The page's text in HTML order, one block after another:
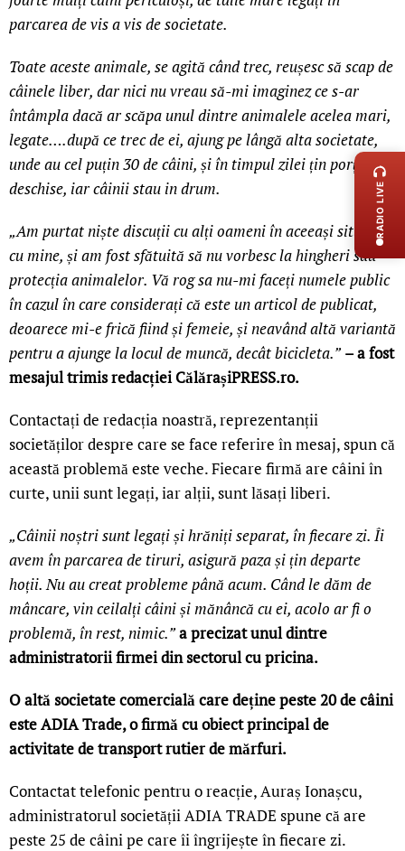
parcarea de vis a vis de societate.
Toate aceste animale, se agită când trec, reușesc să scap de
câinele liber, dar nici nu vreau să-mi imaginez ce s-ar
întâmpla dacă ar scăpa unul dintre animalele acelea mari,
legate….după ce trec de ei, ajung pe lângă alta societate,
unde au cel puțin 30 de câini, și în timpul zilei țin porțile
deschise, iar câinii stau in drum.
„Am purtat niște discuții cu alți oameni în aceeași situație
cu mine, și am fost sfătuită să nu vorbesc la hingheri sau
protecția animalelor. Vă rog sa nu-mi faceți numele public
în cazul în care considerați că este un articol de publicat,
deoarece mi-e frică fiind și femeie, și neavând altă variantă
pentru a ajunge la locul de muncă, decât bicicleta.” – a fost
mesajul trimis redacției CălărașiPRESS.ro.
Contactați de redacția noastră, reprezentanții
societăților despre care se face referire în mesaj, spun că
această problemă este veche. Fiecare firmă are câini în
curte, unii sunt legați, iar alții, sunt lăsați liberi.
„Câinii noștri sunt legați și hrăniți separat, în fiecare zi. Îi
avem în parcarea de tiruri, asigură paza și țin departe
hoții. Nu au creat probleme până acum. Când le dăm de
mâncare, vin ceilalți câini și mănâncă cu ei, acolo ar fi o
problemă, în rest, nimic.”a precizat unul dintre
administratorii firmei din sectorul cu pricina.
O altă societate comercială care deține peste 20 de câini
este ADIA Trade, o firmă cu obiect principal de
activitate de transport rutier de mărfuri.
Contactat telefonic pentru o reacție, Auraș Ionașcu,
administratorul societății ADIA TRADE spune că are
peste 25 de câini pe care îi îngrijește în fiecare zi.
RADIO LIVE